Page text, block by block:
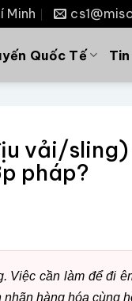
Minh
Quốc Tế
vải/sling)
pháp?
Việc cần làm để đi
hàng hóa cùng